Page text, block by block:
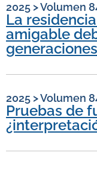
2025 >Volumen
La
amigable
generaciones
2025 >Volumen
Pruebas de